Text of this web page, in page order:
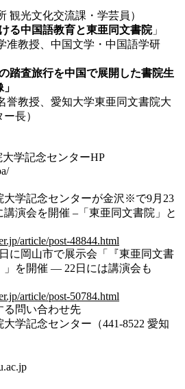
観光文化交流課・学芸員）
る中国語教育と東亜同文書院」
准教授、中国文学・中国語学研
踏査旅行を中国で展開した書院生
誉教授、愛知大学東亜同文書院大
長）
学記念センターHP
大学記念センターが金沢※で9月23
講演会を開催 –「東亜同文書院」と
article/post-48844.html
に岡山市で展示会「『東亜同文書
」を開催 — 22日には講演会も
article/post-50784.html
問い合わせ先
学記念センター（441-8522 愛知